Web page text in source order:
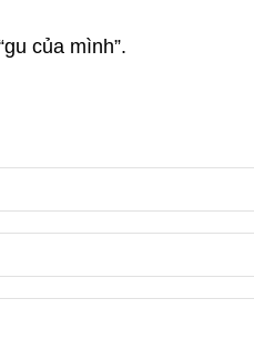
của mình”.